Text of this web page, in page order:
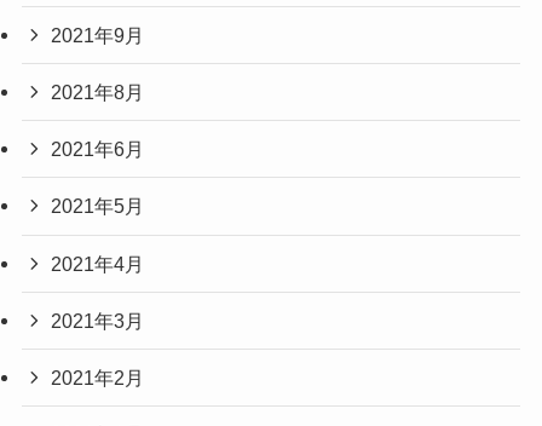
2021年9月
2021年8月
2021年6月
2021年5月
2021年4月
2021年3月
2021年2月